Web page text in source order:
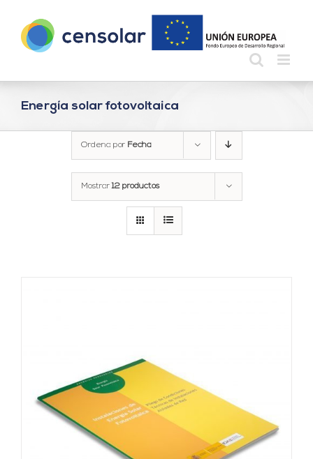
contenido
Energía solar fotovoltaica
Ordena por Fecha
Mostrar12 productos